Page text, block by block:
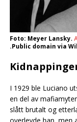
Foto: Meyer Lansky.
.Public domain via
I 1929 ble Luciano
en del av
slått brutalt og